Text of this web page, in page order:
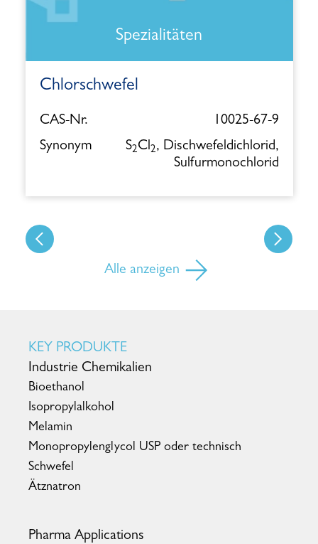
Spezialitäten
Chlorschwefel
CAS-Nr.
10025-67-9
Synonym
S2Cl2, Dischwefeldichlorid,
Sulfurmonochlorid
Alle anzeigen
KEY PRODUKTE
Industrie Chemikalien
Bioethanol
Isopropylalkohol
Melamin
Monopropylenglycol USP oder technisch
Schwefel
Ätznatron
Pharma Applications